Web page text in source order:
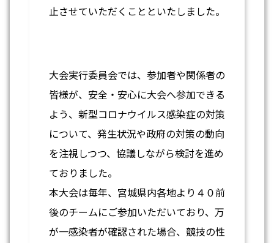
止させていただくことといたしました。
大会実行委員会では、参加者や関係者の
皆様が、安全・安心に大会へ参加できる
よう、新型コロナウイルス感染症の対策
について、発生状況や政府の対策の動向
を注視しつつ、協議しながら検討を進め
ておりました。
本大会は毎年、宮城県内各地より４０前
後のチームにご参加いただいており、万
が一感染者が確認された場合、競技の性